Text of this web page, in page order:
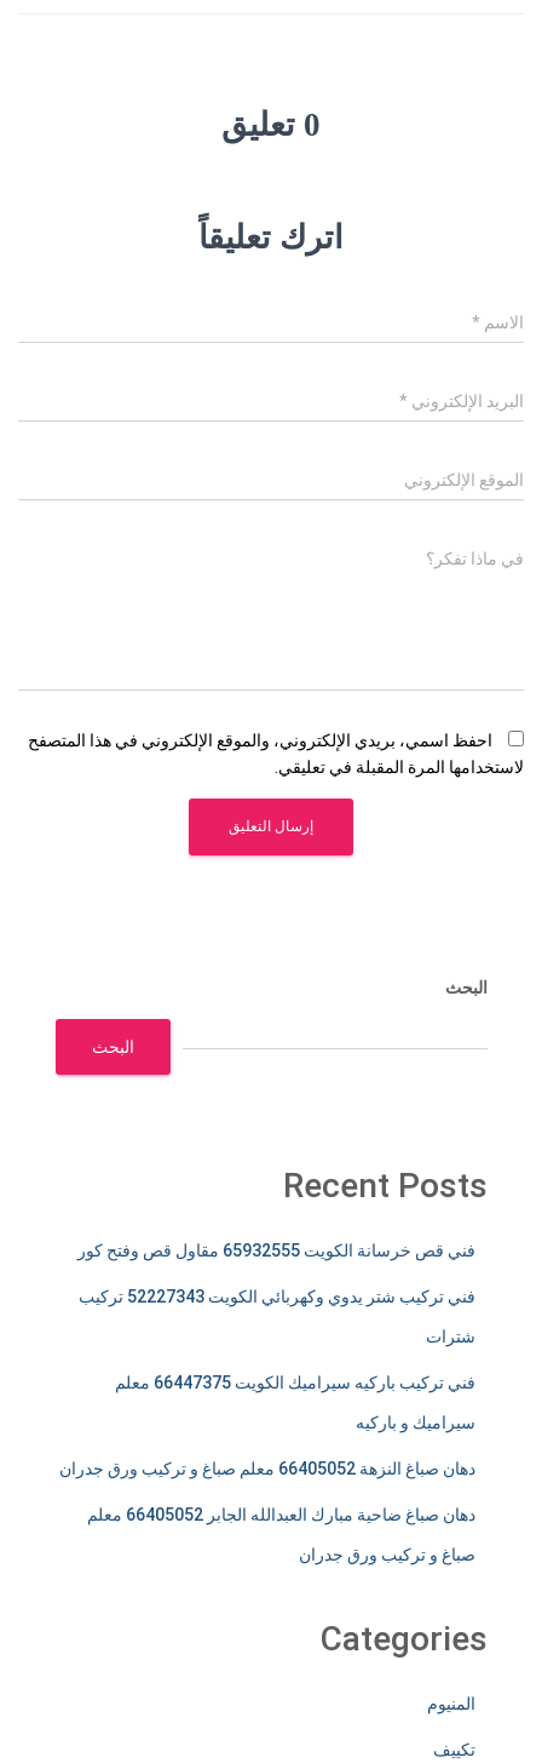
0 تعليق
اترك تعليقاً
الاسم *
البريد الإلكتروني *
الموقع الإلكتروني
في ماذا تفكر؟
احفظ اسمي، بريدي الإلكتروني، والموقع الإلكتروني في هذا المتصفح
لاستخدامها المرة المقبلة في تعليقي.
البحث
البحث
Recent Posts
فني قص خرسانة الكويت 65932555 مقاول قص وفتح كور
فني تركيب شتر يدوي وكهربائي الكويت 52227343 تركيب
شترات
فني تركيب باركيه سيراميك الكويت 66447375 معلم
سيراميك و باركيه
دهان صباغ النزهة 66405052 معلم صباغ و تركيب ورق جدران
دهان صباغ ضاحية مبارك العبدالله الجابر 66405052 معلم
صباغ و تركيب ورق جدران
Categories
المنيوم
تكييف